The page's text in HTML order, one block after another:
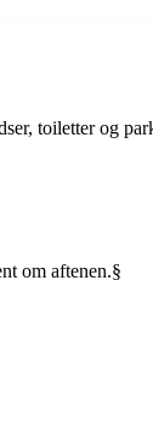
toiletter og
om aftenen.§